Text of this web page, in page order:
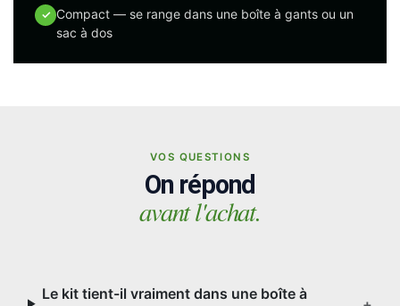
✓ Compact — se range dans une boîte à gants ou un
sac à dos
VOS QUESTIONS
On répond
avant l'achat.
Le kit tient-il vraiment dans une boîte à